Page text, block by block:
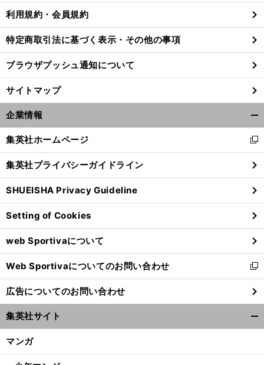
利用規約・会員規約
特定商取引法に基づく表示・その他の事項
ブラウザプッシュ通知について
サイトマップ
企業情報
閉
る
集英社ホームページ
新
し
い
ウ
ィ
ン
ド
ウ
で
開
く
集英社プライバシーガイドライン
SHUEISHA Privacy Guideline
Setting of Cookies
web Sportivaについて
Web Sportivaについてのお問い合わせ
新
し
い
ウ
ィ
ン
ウ
広告についてのお問い合わせ
集英社サイト
マンガ